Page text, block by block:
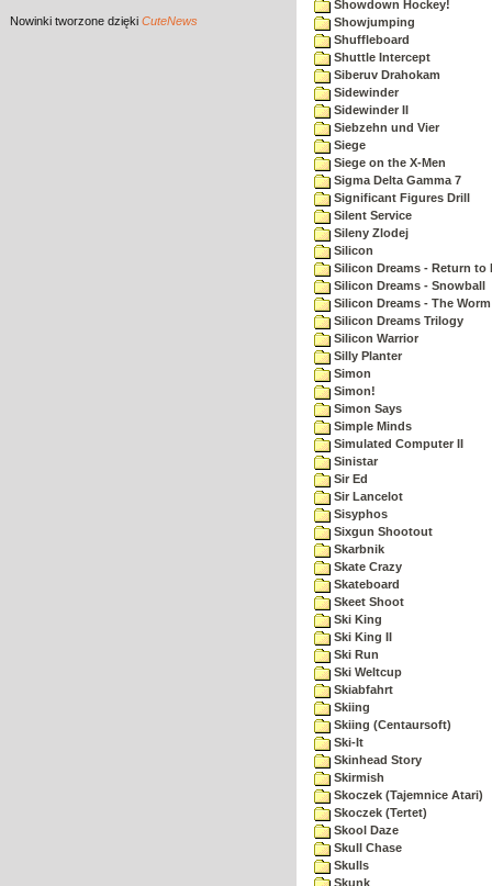
Nowinki tworzone dzięki CuteNews
Showdown Hockey!
Showjumping
Shuffleboard
Shuttle Intercept
Siberuv Drahokam
Sidewinder
Sidewinder II
Siebzehn und Vier
Siege
Siege on the X-Men
Sigma Delta Gamma 7
Significant Figures Drill
Silent Service
Sileny Zlodej
Silicon
Silicon Dreams - Return to
Silicon Dreams - Snowball
Silicon Dreams - The
Silicon Dreams Trilogy
Silicon Warrior
Silly Planter
Simon
Simon!
Simon Says
Simple Minds
Simulated Computer II
Sinistar
Sir Ed
Sir Lancelot
Sisyphos
Sixgun Shootout
Skarbnik
Skate Crazy
Skateboard
Skeet Shoot
Ski King
Ski King II
Ski Run
Ski Weltcup
Skiabfahrt
Skiing
Skiing (Centaursoft)
Ski-It
Skinhead Story
Skirmish
Skoczek (Tajemnice Atari)
Skoczek (Tertet)
Skool Daze
Skull Chase
Skulls
Skunk